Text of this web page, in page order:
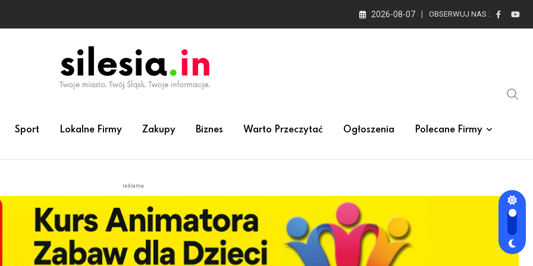
2026-08-07 OBSERWUJ NAS :
Sport Lokalne Firmy Zakupy Biznes Warto Przeczytać Ogłoszenia Polecane Firmy
reklama